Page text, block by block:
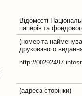
Відомості
паперів та
(номер та
друкованого
http://
(адреса сторінки)